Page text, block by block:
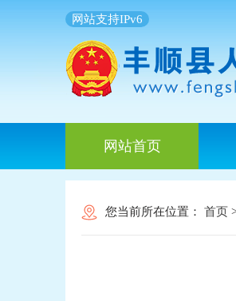
网站支持IPv6
网站首页
您当前所在位置： 首页